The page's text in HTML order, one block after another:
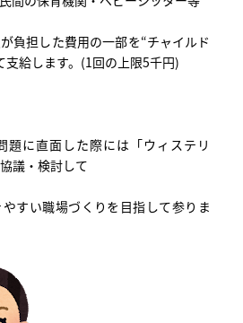
負担した費用の一部を“チャイルド
支給します。(1回の上限5千円)
題に直面した際には「ウィステリ
議・検討して
すい職場づくりを目指して参りま